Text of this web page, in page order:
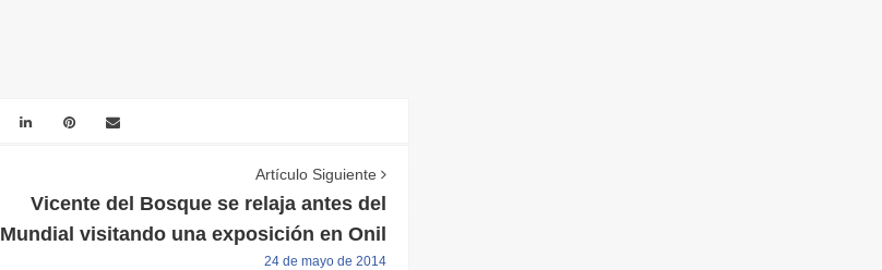
Artículo Siguiente
Vicente del Bosque se relaja antes del
Mundial visitando una exposición en Onil
24 de mayo de 2014